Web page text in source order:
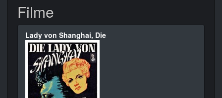
Filme
Lady von Shanghai, Die